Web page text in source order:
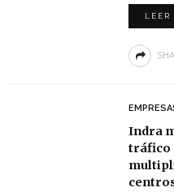
LEER
Indra
tráfico